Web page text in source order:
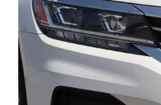
2020 Volkswagen Passat